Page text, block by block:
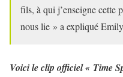
fils, à qui j’enseigne cette
nous lie » a expliqué
Voici le clip officiel « Time